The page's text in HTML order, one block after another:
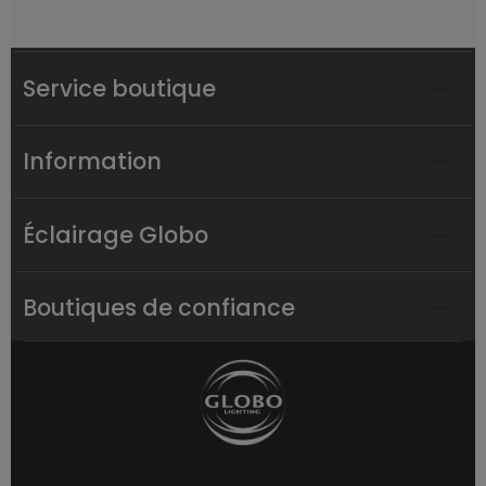
Service boutique
Information
Éclairage Globo
Boutiques de confiance